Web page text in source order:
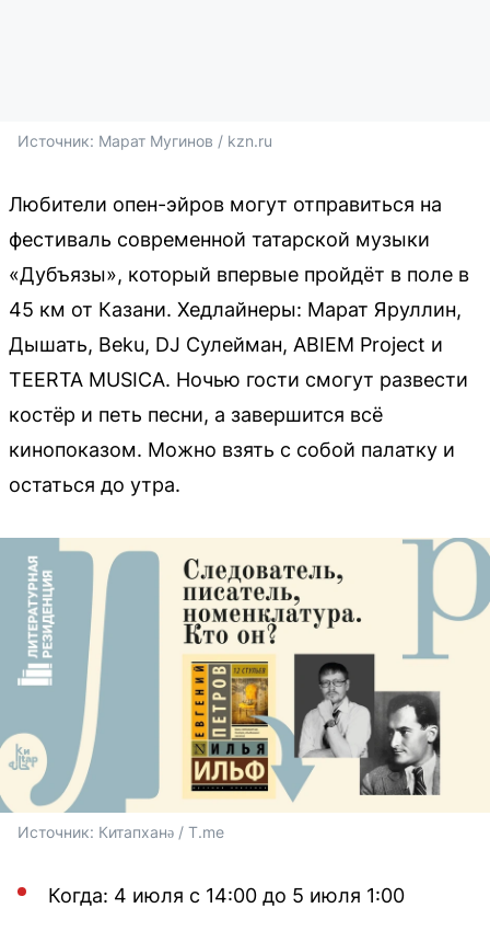
Источник: Марат Мугинов / kzn.ru
Любители опен-эйров могут отправиться на
фестиваль современной татарской музыки
«Дубъязы», который впервые пройдёт в поле в
45 км от Казани. Хедлайнеры: Марат Яруллин,
Дышать, Beku, DJ Сулейман, ABIEM Project и
TEERTA MUSICA. Ночью гости смогут развести
костёр и петь песни, а завершится всё
кинопоказом. Можно взять с собой палатку и
остаться до утра.
Источник: Китапханә / T.me
Когда: 4 июля с 14:00 до 5 июля 1:00